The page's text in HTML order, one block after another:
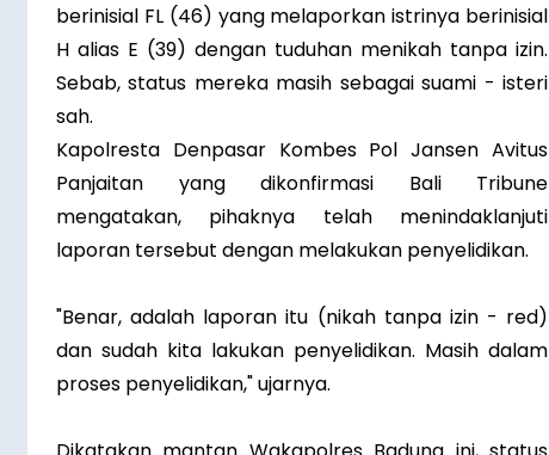
berinisial FL (46) yang melaporkan istrinya berinisial
H alias E (39) dengan tuduhan menikah tanpa izin.
Sebab, status mereka masih sebagai suami - isteri
sah.
Kapolresta Denpasar Kombes Pol Jansen Avitus
Panjaitan yang dikonfirmasi Bali Tribune
mengatakan, pihaknya telah menindaklanjuti
laporan tersebut dengan melakukan penyelidikan.
"Benar, adalah laporan itu (nikah tanpa izin - red)
dan sudah kita lakukan penyelidikan. Masih dalam
proses penyelidikan," ujarnya.